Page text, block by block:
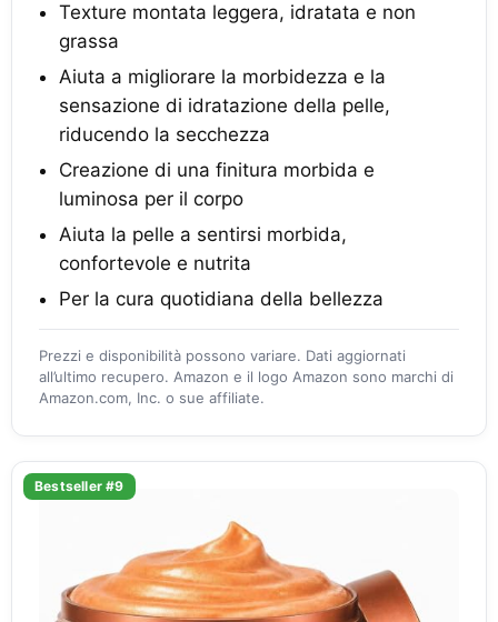
Texture montata leggera, idratata e non
grassa
Aiuta a migliorare la morbidezza e la
sensazione di idratazione della pelle,
riducendo la secchezza
Creazione di una finitura morbida e
luminosa per il corpo
Aiuta la pelle a sentirsi morbida,
confortevole e nutrita
Per la cura quotidiana della bellezza
Prezzi e disponibilità possono variare. Dati aggiornati
all’ultimo recupero. Amazon e il logo Amazon sono marchi di
Amazon.com, Inc. o sue affiliate.
Bestseller #9